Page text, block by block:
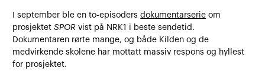
I september ble en to-episodersdokumentarserie om
prosjektetSPOR vist på NRK1 i beste sendetid.
Dokumentaren rørte mange, og både Kilden og de
medvirkende skolene har mottatt massiv respons og hyllest
for prosjektet.